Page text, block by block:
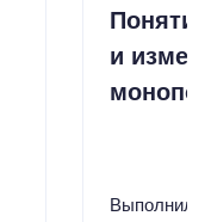
и
Выполнил